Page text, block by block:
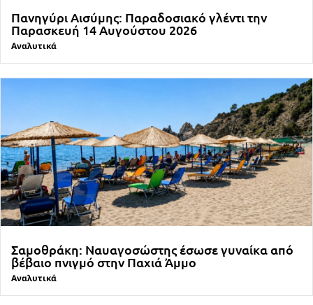
Πανηγύρι Αισύμης: Παραδοσιακό γλέντι την
Παρασκευή 14 Αυγούστου 2026
Αναλυτικά
Σαμοθράκη: Ναυαγοσώστης έσωσε γυναίκα από
βέβαιο πνιγμό στην Παχιά Άμμο
Αναλυτικά